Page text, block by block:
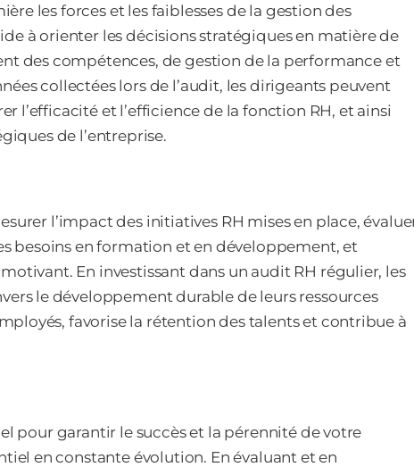
les forces et les faiblesses de la gestion des
à orienter les décisions stratégiques en matière de
des compétences, de gestion de la performance et
collectées lors de l’audit, les dirigeants peuvent
l’efficacité et l’efficience de la fonction RH, et ainsi
de l’entreprise.
l’impact des initiatives RH mises en place,
besoins en formation et en développement, et
En investissant dans un audit RH régulier, les
le développement durable de leurs ressources
favorise la rétention des talents et contribue à
pour garantir le succès et la pérennité de votre
en constante évolution. En évaluant et en